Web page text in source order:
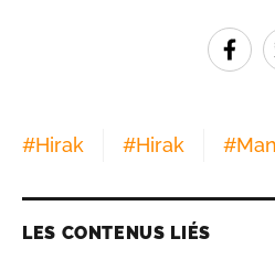
#Hirak #Hirak #
LES CONTENUS LIÉS